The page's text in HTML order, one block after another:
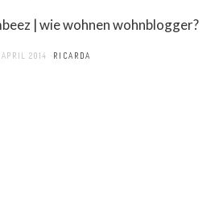
| wie wohnen wohnblogger?
2014 RICARDA